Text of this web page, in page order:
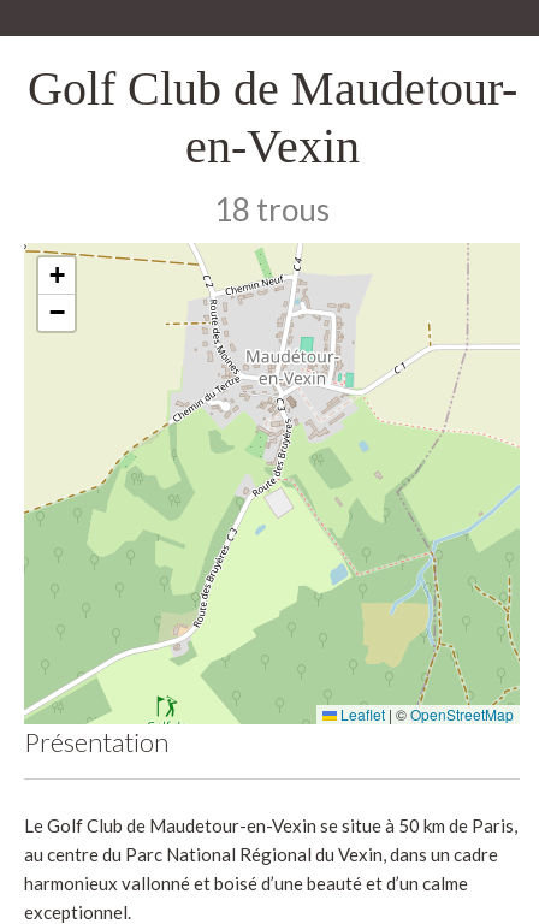
Golf Club de Maudetour-
en-Vexin
18 trous
+
−
Leaflet | ©OpenStreetMap
Présentation
Le Golf Club de Maudetour-en-Vexin se situe à 50 km de Paris,
au centre du Parc National Régional du Vexin, dans un cadre
harmonieux vallonné et boisé d’une beauté et d’un calme
exceptionnel.